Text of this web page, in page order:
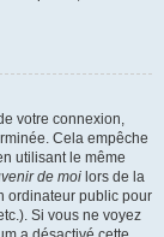
votre connexion,
Cela empêche
utilisant le même
de moi lors de la
ordinateur public pour
Si vous ne voyez